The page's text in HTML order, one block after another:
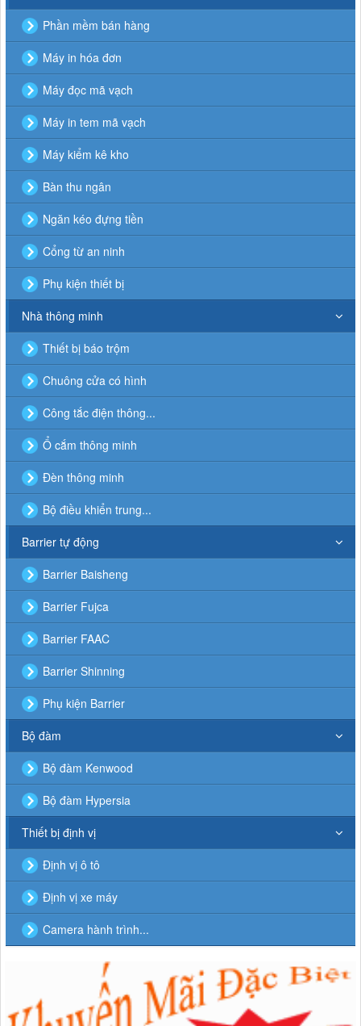
Phần mềm bán hàng
Máy in hóa đơn
Máy đọc mã vạch
Máy in tem mã vạch
Máy kiểm kê kho
Bàn thu ngân
Ngăn kéo đựng tiền
Cổng từ an ninh
Phụ kiện thiết bị
Nhà thông minh
Thiết bị báo trộm
Chuông cửa có hình
Công tắc điện thông...
Ổ cắm thông minh
Đèn thông minh
Bộ điều khiển trung...
Barrier tự động
Barrier Baisheng
Barrier Fujca
Barrier FAAC
Barrier Shinning
Phụ kiện Barrier
Bộ đàm
Bộ đàm Kenwood
Bộ đàm Hypersia
Thiết bị định vị
Định vị ô tô
Định vị xe máy
Camera hành trình...